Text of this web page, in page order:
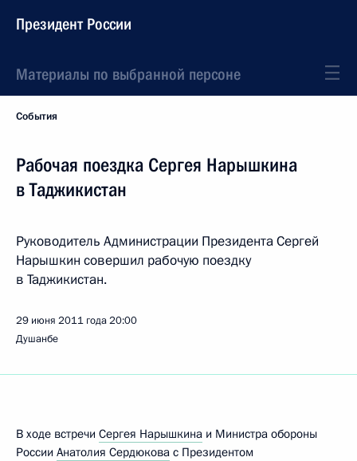
Президент России
Материалы по выбранной персоне
События
Рабочая поездка Сергея Нарышкина
в Таджикистан
Руководитель Администрации Президента Сергей
Нарышкин совершил рабочую поездку
в Таджикистан.
29 июня 2011 года20:00
Душанбе
В ходе встречи Сергея Нарышкина и Министра обороны
России Анатолия Сердюкова с Президентом